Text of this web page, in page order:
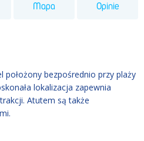
Mapa Opinie
położony bezpośrednio przy plaży
lokalizacja zapewnia
Atutem są także